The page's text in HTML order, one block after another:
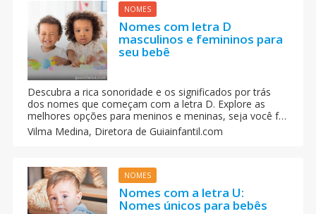
nome perfeito para o próximo capítulo da sua história
NOMES
Nomes com letra D
masculinos e femininos para
seu bebê
Descubra a rica sonoridade e os significados por trás
dos nomes que começam com a letra D. Explore as
melhores opções para meninos e meninas, seja você fã
de nomes longos ou curtos. Um mergulho na cultura e
na história de cada nome!
Vilma Medina, Diretora de Guiainfantil.com
NOMES
Nomes com a letra U:
Nomes únicos para bebês